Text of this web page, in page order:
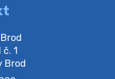
plastu-
05. augusta
plastu. Prosíme
1
Brod